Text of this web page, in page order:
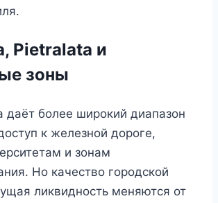
Pietralata и
зоны
даёт более широкий диапазон
к железной дороге,
и зонам
Но качество городской
ликвидность меняются от